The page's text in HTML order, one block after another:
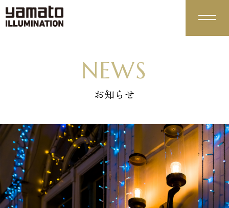
やまとイルミネーションの強み
04
装飾実績
WORKS
商品紹介
PRODUCTS
NEWS
お知らせ